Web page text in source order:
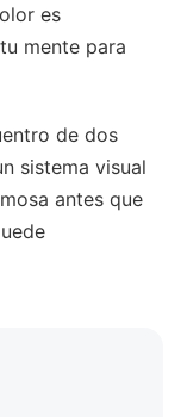
es
mente para
de dos
sistema visual
antes que